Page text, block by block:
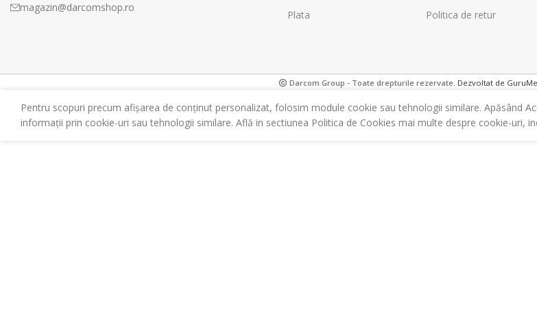
magazin@darcomshop.ro
Plata
Politica de retur
Darcom Group - Toate drepturile rezervate. Dezvoltat de
Pentru scopuri precum afișarea de conținut personalizat, folosim module cookie sau tehnologii similare. Apăsând
informații prin cookie-uri sau tehnologii similare. Află in sectiunea Politica de Cookies mai multe despre cookie-uri,